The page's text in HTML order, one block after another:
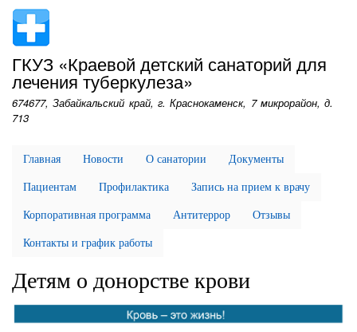
содержанию
ГКУЗ «Краевой детский санаторий для
лечения туберкулеза»
674677, Забайкальский край, г. Краснокаменск, 7 микрорайон, д.
713
Главная Новости О санатории
Документы
Пациентам
Профилактика
Запись на прием к врачу
Корпоративная программа
Антитеррор
Отзывы
Контакты и график работы
Детям о донорстве крови